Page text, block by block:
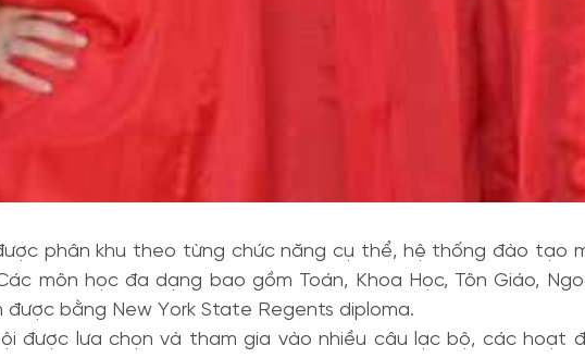
phân khu theo từng chức năng cụ thể, hệ thống đào tạo
môn học đa dạng bao gồm Toán, Khoa Học, Tôn Giáo,
bằng New York State Regents diploma.
được lưa chọn và tham gia vào nhiều câu lạc bộ, các hoạt